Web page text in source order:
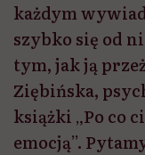
każdym
szybko się od
tym, jak ją
Ziębińska,
książki „Po co
emocją”.